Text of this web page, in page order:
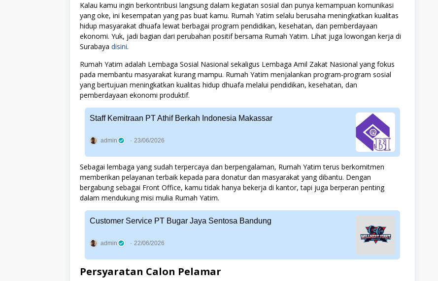
Kalau kamu ingin berkontribusi langsung dalam kegiatan sosial dan punya kemampuan komunikasi
yang oke, ini kesempatan yang pas buat kamu. Rumah Yatim selalu berusaha meningkatkan kualitas
hidup masyarakat dhuafa lewat berbagai program pendidikan, kesehatan, dan pemberdayaan
ekonomi. Yuk, jadi bagian dari perubahan positif bersama Rumah Yatim. Lihat juga lowongan kerja di
Surabaya disini.
Rumah Yatim adalah Lembaga Sosial Nasional sekaligus Lembaga Amil Zakat Nasional yang fokus
pada membantu masyarakat kurang mampu. Rumah Yatim menjalankan program-program sosial
yang bertujuan meningkatkan kualitas hidup dhuafa melalui pendidikan, kesehatan, dan
pemberdayaan ekonomi produktif.
Staff Kemitraan PT Athif Berkah Indonesia Makassar
admin 23/06/2026
Sebagai lembaga yang sudah terpercaya dan berpengalaman, Rumah Yatim terus berkomitmen
memberikan pelayanan terbaik kepada para donatur dan masyarakat yang dibantu. Dengan
bergabung sebagai Front Office, kamu tidak hanya bekerja di kantor, tapi juga berperan penting
dalam mendukung misi mulia Rumah Yatim.
Customer Service PT Bugar Jaya Sentosa Bandung
admin 22/06/2026
Persyaratan Calon Pelamar